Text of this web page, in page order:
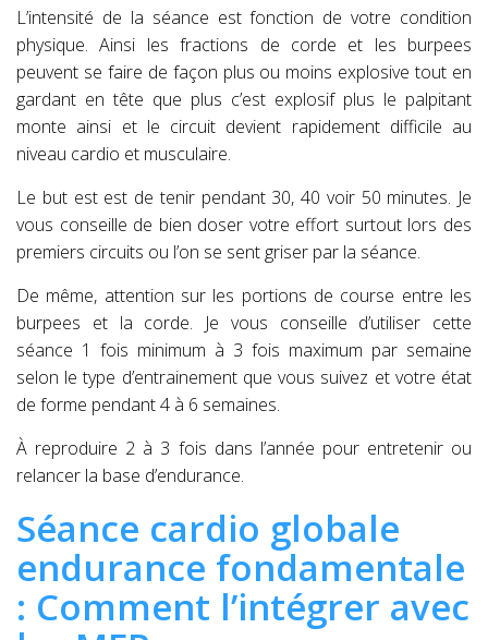
L’intensité de la séance est fonction de votre condition
physique. Ainsi les fractions de corde et les burpees
peuvent se faire de façon plus ou moins explosive tout en
gardant en tête que plus c’est explosif plus le palpitant
monte ainsi et le circuit devient rapidement difficile au
niveau cardio et musculaire.
Le but est est de tenir pendant 30, 40 voir 50 minutes. Je
vous conseille de bien doser votre effort surtout lors des
premiers circuits ou l’on se sent griser par la séance.
De même, attention sur les portions de course entre les
burpees et la corde. Je vous conseille d’utiliser cette
séance 1 fois minimum à 3 fois maximum par semaine
selon le type d’entrainement que vous suivez et votre état
de forme pendant 4 à 6 semaines.
À reproduire 2 à 3 fois dans l’année pour entretenir ou
relancer la base d’endurance.
Séance cardio globale
endurance fondamentale
: Comment l’intégrer avec